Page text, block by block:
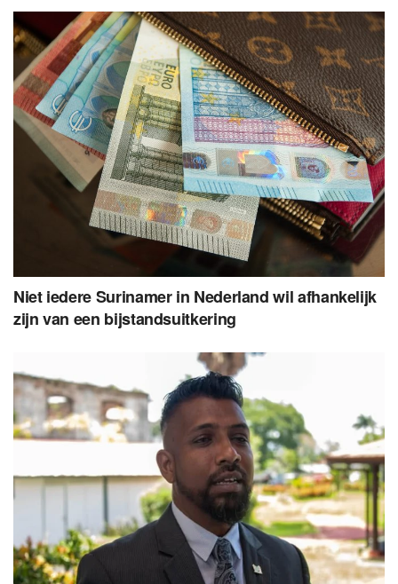
Niet iedere Surinamer in Nederland wil afhankelijk
zijn van een bijstandsuitkering